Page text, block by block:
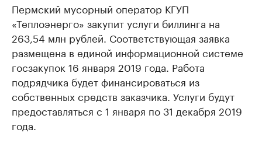
Пермский мусорный оператор КГУП
«Теплоэнерго» закупит услуги биллинга на
263,54 млн рублей. Соответствующая заявка
размещена в единой информационной системе
госзакупок 16 января 2019 года. Работа
подрядчика будет финансироваться из
собственных средств заказчика. Услуги будут
предоставляться с 1 января по 31 декабря 2019
года.